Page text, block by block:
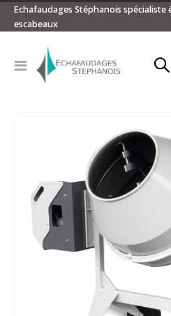
Echafaudages Stéphanois spécialiste
escabeaux
Basculer
galerie
d’images